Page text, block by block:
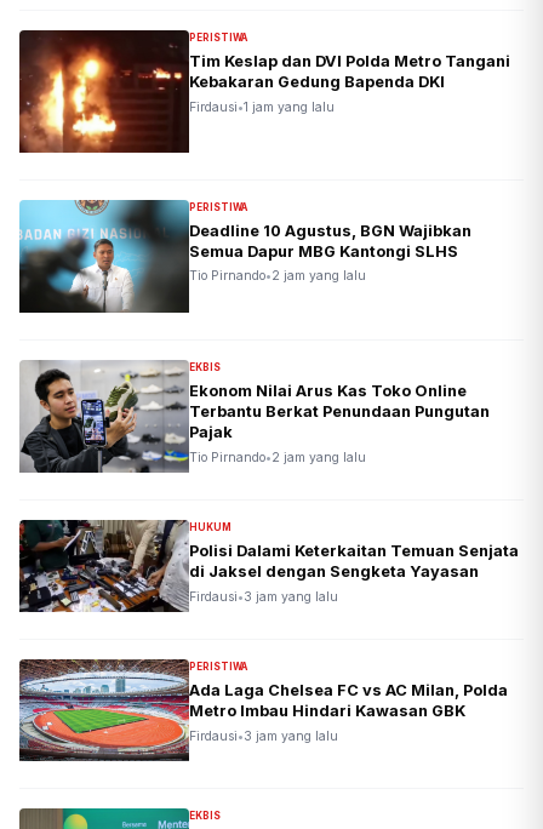
PERISTIWA
Tim Keslap dan DVI Polda Metro Tangani
Kebakaran Gedung Bapenda DKI
Firdausi•1 jam yang lalu
PERISTIWA
Deadline 10 Agustus, BGN Wajibkan
Semua Dapur MBG Kantongi SLHS
Tio Pirnando•2 jam yang lalu
EKBIS
Ekonom Nilai Arus Kas Toko Online
Terbantu Berkat Penundaan Pungutan
Pajak
Tio Pirnando•2 jam yang lalu
HUKUM
Polisi Dalami Keterkaitan Temuan Senjata
di Jaksel dengan Sengketa Yayasan
Firdausi•3 jam yang lalu
PERISTIWA
Ada Laga Chelsea FC vs AC Milan, Polda
Metro Imbau Hindari Kawasan GBK
Firdausi•3 jam yang lalu
EKBIS